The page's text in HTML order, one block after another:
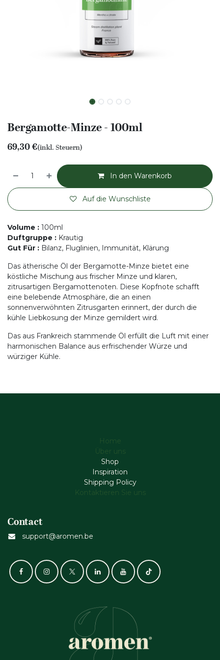
Bergamotte-Minze - 100ml
69,30€(inkl. Steuern)
In den Warenkorb
Auf die Wunschliste
Volume : 100ml
Duftgruppe : Krautig
Gut Für : Bilanz, Fluglinien, Immunität, Klärung
Das ätherische Öl der Bergamotte-Minze bietet eine
köstliche Mischung aus frischer Minze und klaren,
zitrusartigen Bergamottenoten. Diese Kopfnote schafft
eine belebende Atmosphäre, die an einen
sonnenverwöhnten Zitrusgarten erinnert, der durch die
kühle Liebkosung der Minze gemildert wird.
Das aus Frankreich stammende Öl erfüllt die Luft mit einer
harmonischen Balance aus erfrischender Würze und
würziger Kühle.
Home
Über uns
Shop
Inspiration
Shipping Policy
Kontaktieren Sie uns
Contact
support@aromen.be